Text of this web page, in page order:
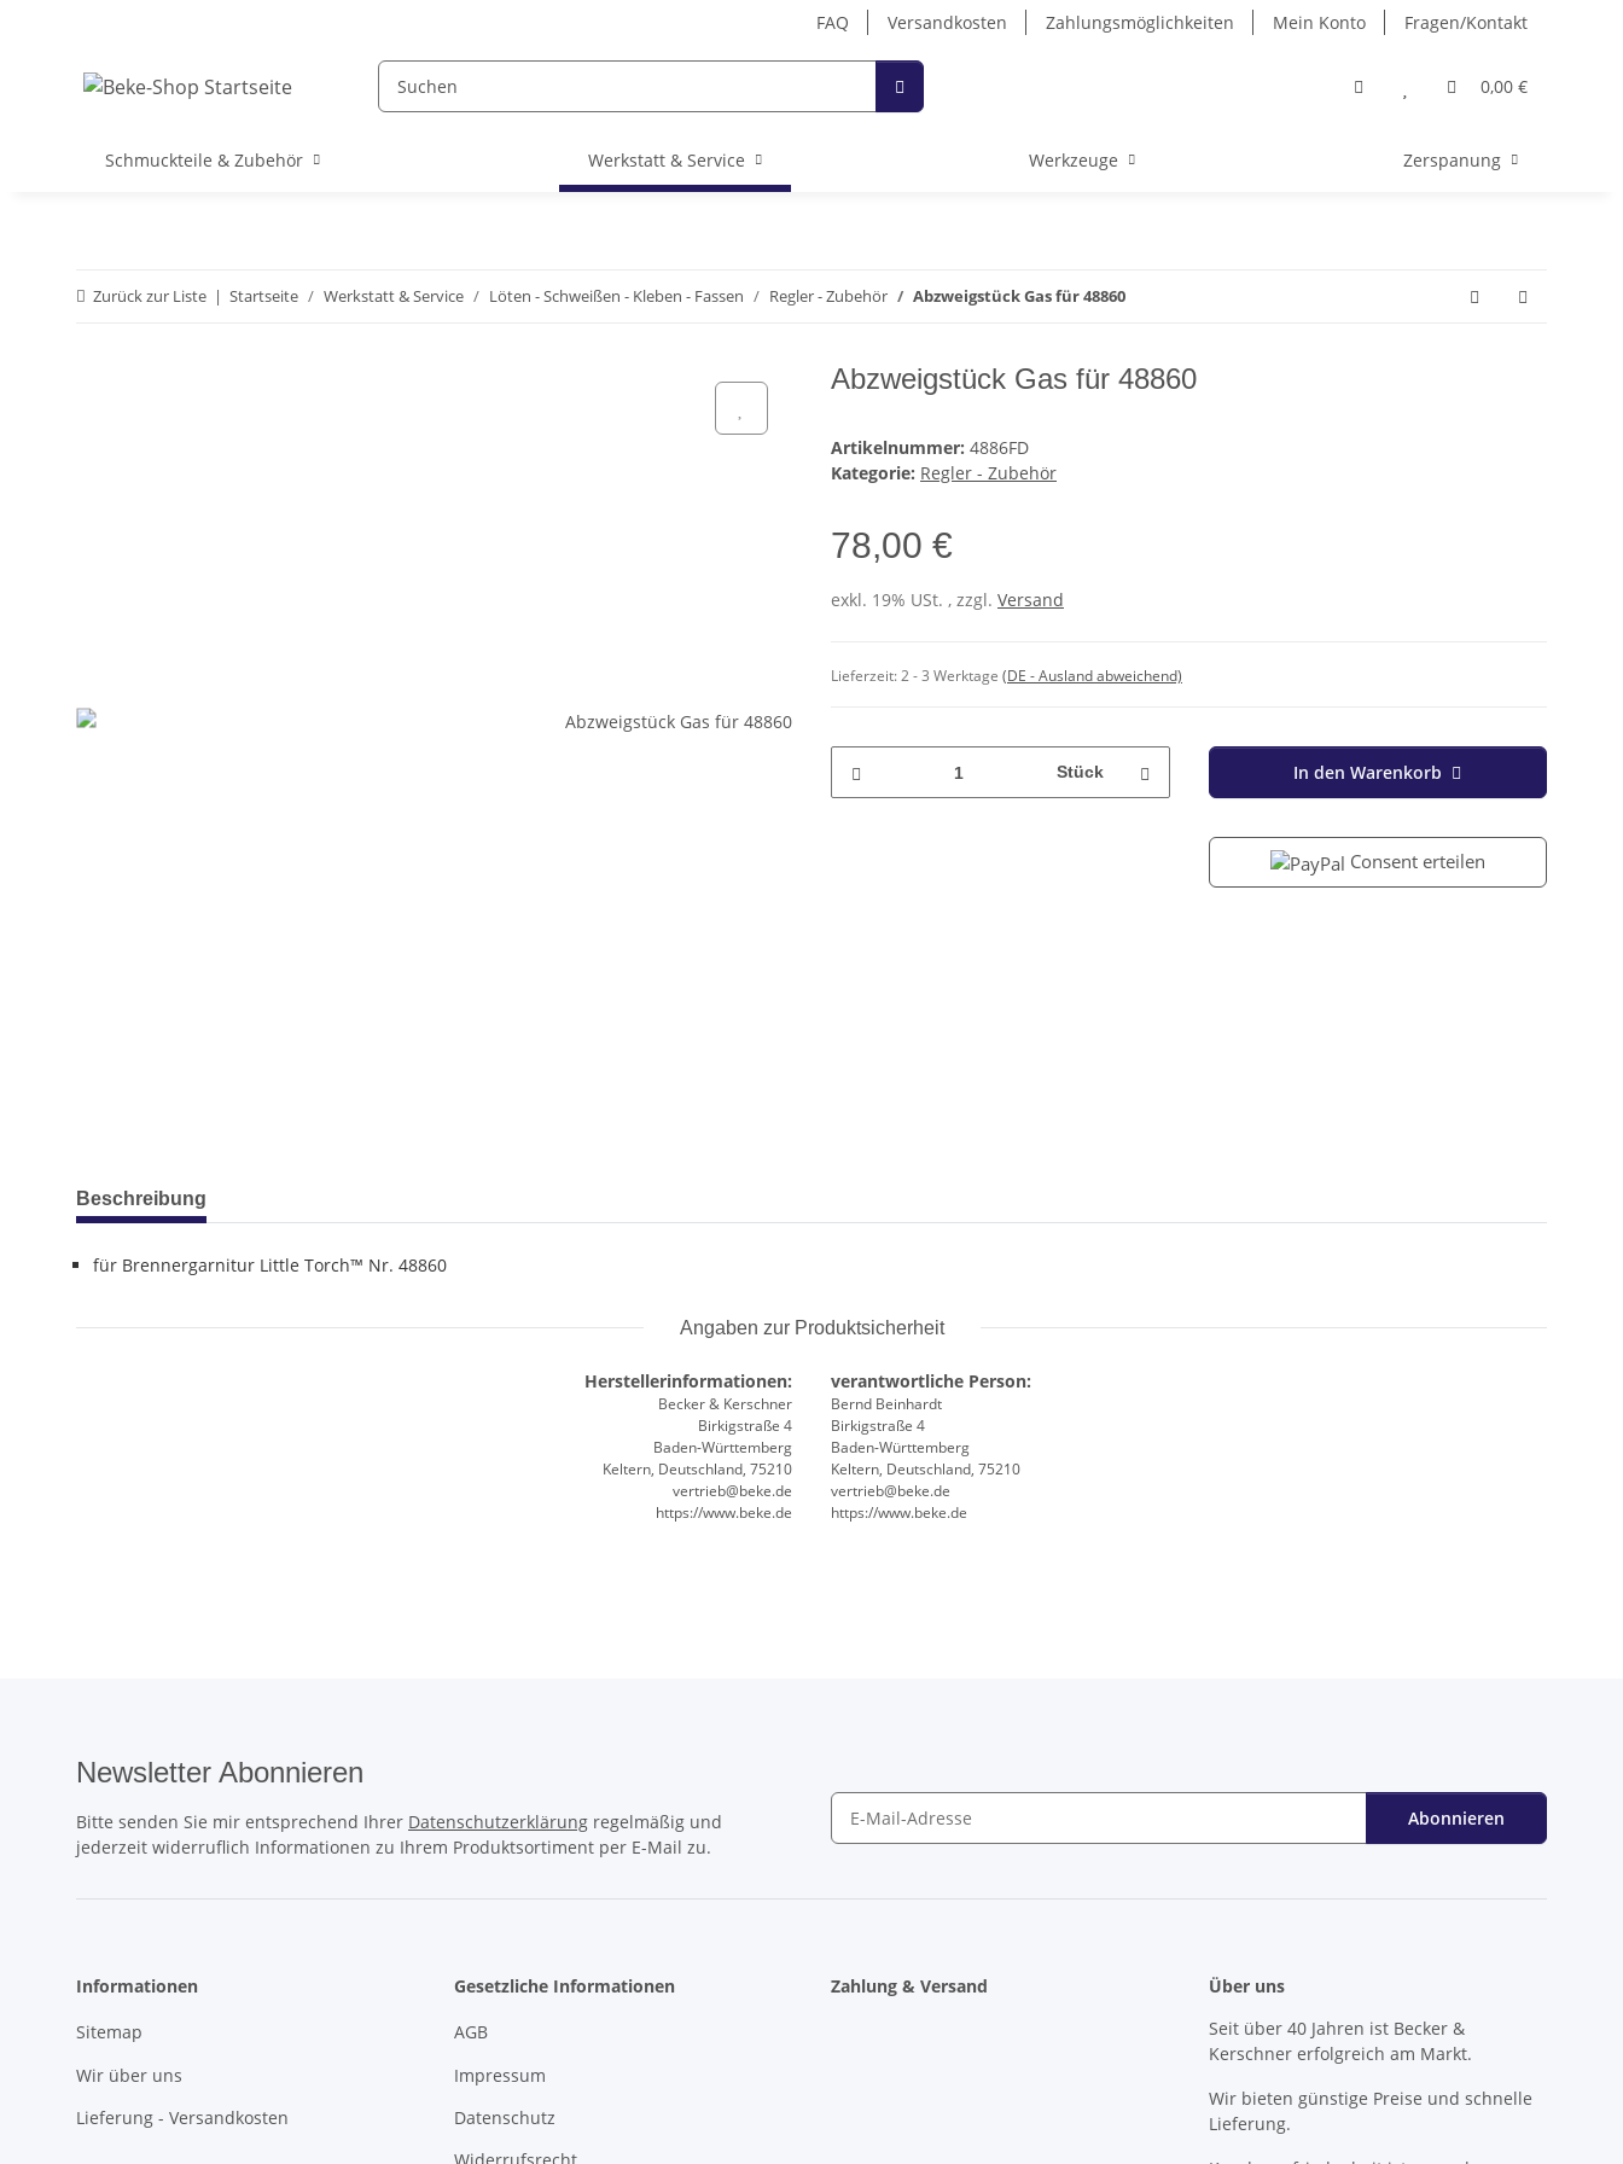
FAQ Versandkosten Zahlungsmöglichkeiten Mein Konto Fragen/Kontakt
0,00 €
Schmuckteile & Zubehör Werkstatt & Service Werkzeuge Zerspanung
Zurück zur Liste Startseite Werkstatt & Service Löten - Schweißen - Kleben - Fassen Regler - Zubehör Abzweigstück Gas für 48860
Abzweigstück Gas für 48860
Artikelnummer: 4886FD
Kategorie: Regler - Zubehör
78,00 €
exkl. 19% USt. , zzgl. Versand
Lieferzeit:2 - 3 Werktage (DE - Ausland abweichend)
Stück In den Warenkorb
Consent erteilen
weitere Registerkarten anzeigen
Beschreibung
für Brennergarnitur Little Torch™ Nr. 48860
Angaben zur Produktsicherheit
Herstellerinformationen:
Becker & Kerschner
Birkigstraße 4
Baden-Württemberg
Keltern, Deutschland, 75210
vertrieb@beke.de
https://www.beke.de
verantwortliche Person:
Bernd Beinhardt
Birkigstraße 4
Baden-Württemberg
Keltern, Deutschland, 75210
vertrieb@beke.de
https://www.beke.de
Newsletter Abonnieren
Bitte senden Sie mir entsprechend Ihrer Datenschutzerklärung regelmäßig und
jederzeit widerruflich Informationen zu Ihrem Produktsortiment per E-Mail zu.
Abonnieren
Informationen
Sitemap
Wir über uns
Lieferung - Versandkosten
Gesetzliche Informationen
AGB
Impressum
Datenschutz
Zahlung & Versand
Über uns
Seit über 40 Jahren ist Becker &
Kerschner erfolgreich am Markt.
Wir bieten günstige Preise und schnelle
Lieferung.